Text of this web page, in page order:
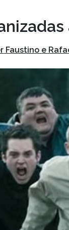
Faustino e